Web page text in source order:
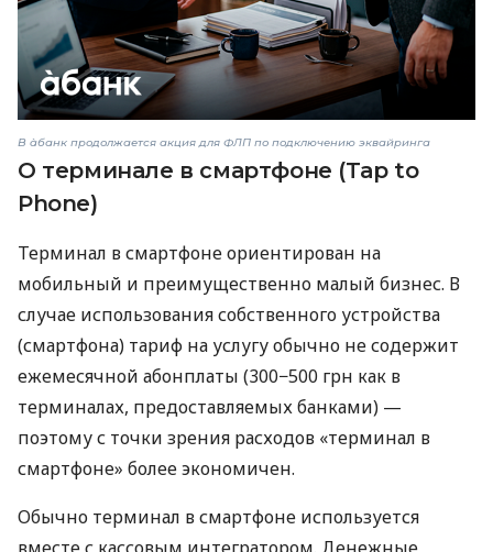
В àбанк продолжается акция для ФЛП по подключению эквайринга
О терминале в смартфоне (Tap to
Phone)
Терминал в смартфоне ориентирован на
мобильный и преимущественно малый бизнес. В
случае использования собственного устройства
(смартфона) тариф на услугу обычно не содержит
ежемесячной абонплаты (300−500 грн как в
терминалах, предоставляемых банками) —
поэтому с точки зрения расходов «терминал в
смартфоне» более экономичен.
Обычно терминал в смартфоне используется